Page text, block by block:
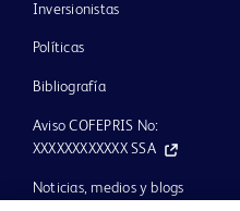
Inversionistas
Políticas
Bibliografía
Aviso COFEPRIS No:
XXXXXXXXXXXX SSA
Noticias, medios y blogs